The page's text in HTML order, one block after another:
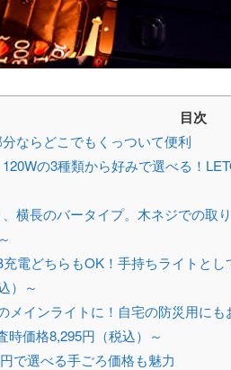
目次
ならどこでもくっついて便利
の3種類から好みで選べる！
横長のバータイプ。木ネジでの取
電どちらもOK！手持ちライトと
）～
メインライトに！自宅の防災用に
時価格8,295円（税込）～
で選べる手ごろ価格も魅力